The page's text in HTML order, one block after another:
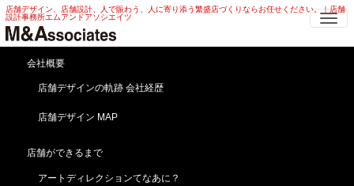
店舗デザイン、店舗設計、人で賑わう、人に寄り添う繁盛店づくりならお任せください。｜店舗
設計事務所エムアンドアソシエイツ
会社概要
店舗デザインの軌跡 会社経歴
店舗デザイン MAP
店舗ができるまで
アートディレクションてなあに？
呉服店 店舗デザイン！移
転改装プロジェクト！！
HOME ブログ
news
呉服店 店舗デザイン！移転改装プロジェクト！！